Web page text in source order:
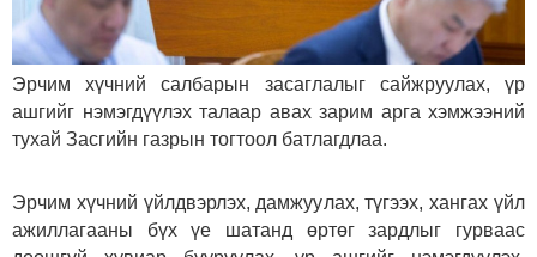
Эрчим хүчний салбарын засаглалыг сайжруулах, үр
ашгийг нэмэгдүүлэх талаар авах зарим арга хэмжээний
тухай Засгийн газрын тогтоол батлагдлаа.
Эрчим хүчний үйлдвэрлэх, дамжуулах, түгээх, хангах үйл
ажиллагааны бүх үе шатанд өртөг зардлыг гурваас